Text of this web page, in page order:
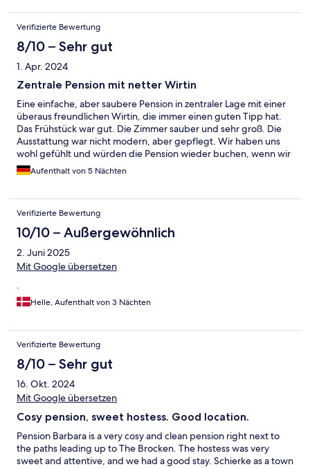
Cafes, die eine gute Auswahl haben.
Verifizierte Bewertung
8/10 – Sehr gut
1. Apr. 2024
Zentrale Pension mit netter Wirtin
Eine einfache, aber saubere Pension in zentraler Lage mit einer
überaus freundlichen Wirtin, die immer einen guten Tipp hat.
Das Frühstück war gut. Die Zimmer sauber und sehr groß. Die
Ausstattung war nicht modern, aber gepflegt. Wir haben uns
wohl gefühlt und würden die Pension wieder buchen, wenn wir
einen Aufenthalt in Schierke erwägen. Die zahlreichen
Wanderwege gehen direkt vor der Haustür los. Schierke ist
Cafes, die eine gute Auswahl haben.
Aufenthalt von 5 Nächten
Verifizierte Bewertung
10/10 – Außergewöhnlich
2. Juni 2025
Mit Google übersetzen
.
Helle, Aufenthalt von 3 Nächten
Verifizierte Bewertung
8/10 – Sehr gut
16. Okt. 2024
Mit Google übersetzen
Cosy pension, sweet hostess. Good location.
Pension Barbara is a very cosy and clean pension right next to
the paths leading up to The Brocken. The hostess was very
sweet and attentive, and we had a good stay. Schierke as a town